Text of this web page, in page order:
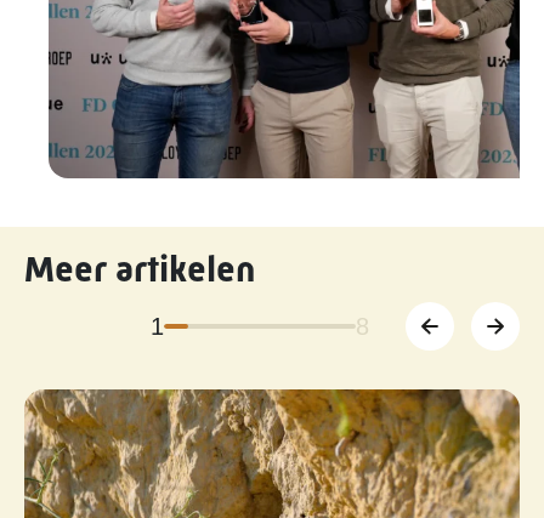
Meer artikelen
1 8